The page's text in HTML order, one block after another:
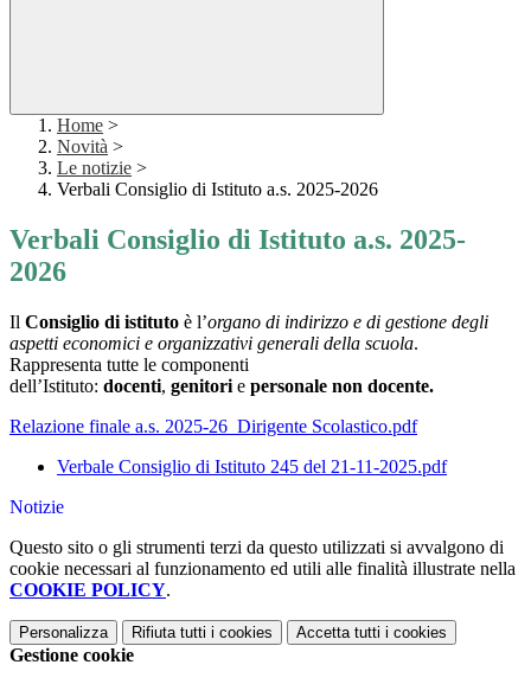
Home >
Novità >
Le notizie >
Verbali Consiglio di Istituto a.s. 2025-2026
Verbali Consiglio di Istituto a.s. 2025-
2026
Il Consiglio di istituto è l’organo di indirizzo e di gestione degli
aspetti economici e organizzativi generali della scuola.
Rappresenta tutte le componenti
dell’Istituto: docenti, genitori e personale non docente.
Relazione finale a.s. 2025-26_Dirigente Scolastico.pdf
Verbale Consiglio di Istituto 245 del 21-11-2025.pdf
Notizie
Questo sito o gli strumenti terzi da questo utilizzati si avvalgono di
cookie necessari al funzionamento ed utili alle finalità illustrate nella
COOKIE POLICY.
Personalizza Rifiuta tutti i cookies Accetta tutti i cookies
Gestione cookie